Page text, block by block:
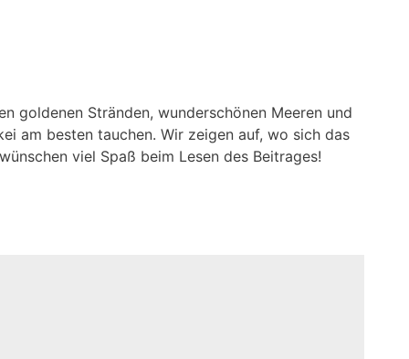
goldenen Stränden, wunderschönen Meeren und
am besten tauchen. Wir zeigen auf, wo sich das
viel Spaß beim Lesen des Beitrages!